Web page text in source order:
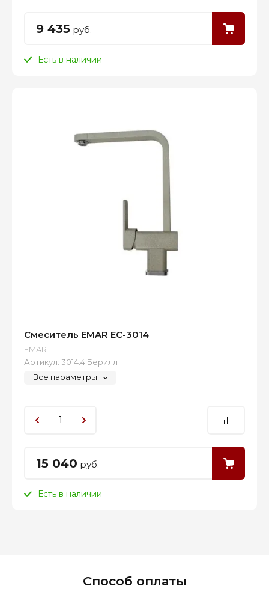
9 435 руб.
Есть в наличии
Смеситель EMAR EC-3014
EMAR
Артикул: 3014.4 Берилл
Все параметры
15 040 руб.
Есть в наличии
Способ оплаты